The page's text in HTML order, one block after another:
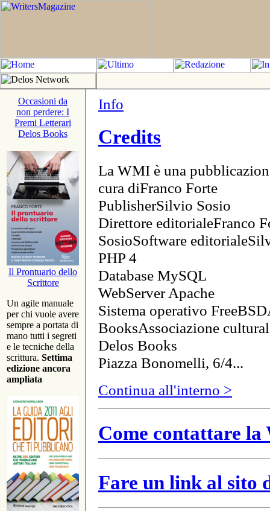
Occasioni da
non perdere: I
Premi Letterari
Delos Books
Il Prontuario dello
Scrittore
Un agile manuale
per chi vuole avere
sempre a portata di
mano tutti i segreti
e le tecniche della
scrittura. Settima
edizione ancora
ampliata
Info
Credits
La WMI è una
cura diFranco Forte
PublisherSilvio Sosio
Direttore editorialeFranco
SosioSoftware
PHP 4
Database MySQL
WebServer Apache
Sistema operativo
BooksAssociazione
Delos Books
Piazza Bonomelli, 6/4...
Continua all'interno >
Come contattare
Fare un link al sito